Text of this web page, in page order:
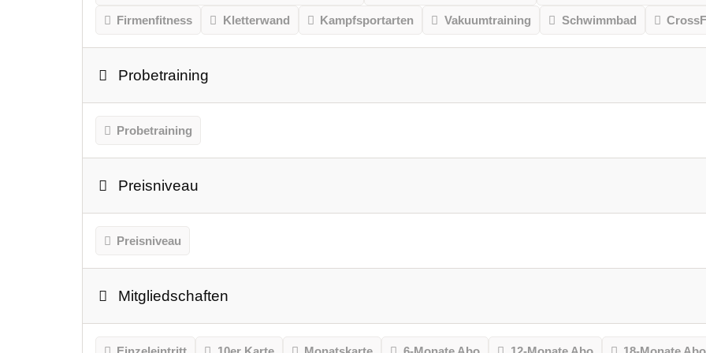
Firmenfitness Kletterwand Kampfsportarten Vakuumtraining Schwimmbad
Probetraining
Probetraining
Preisniveau
Preisniveau
Mitgliedschaften